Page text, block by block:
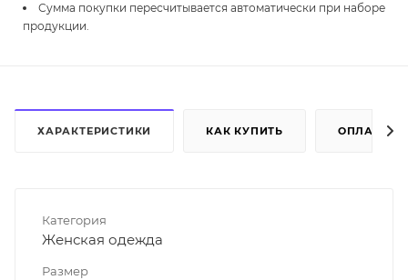
Сумма покупки пересчитывается автоматически при наборе
продукции.
ХАРАКТЕРИСТИКИ КАК КУПИТЬ ОПЛАТА
Категория
Женская одежда
Размер